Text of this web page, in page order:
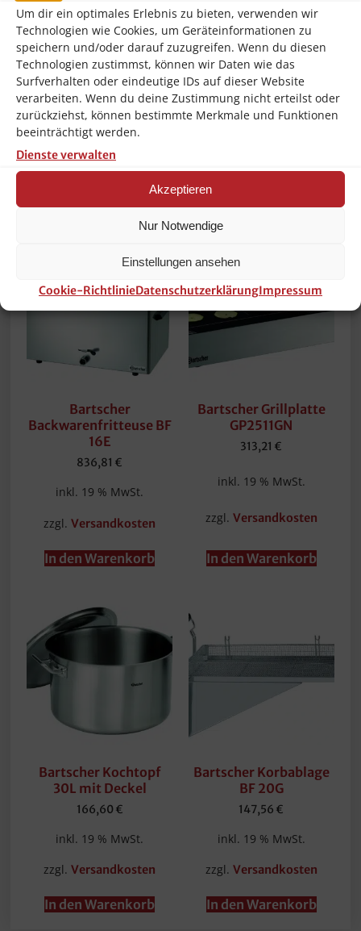
Um dir ein optimales Erlebnis zu bieten, verwenden wir
Technologien wie Cookies, um Geräteinformationen zu
speichern und/oder darauf zuzugreifen. Wenn du diesen
Technologien zustimmst, können wir Daten wie das
Surfverhalten oder eindeutige IDs auf dieser Website
verarbeiten. Wenn du deine Zustimmung nicht erteilst oder
zurückziehst, können bestimmte Merkmale und Funktionen
beeinträchtigt werden.
Dienste verwalten
Akzeptieren
Nur Notwendige
Einstellungen ansehen
Cookie-RichtlinieDatenschutzerklärungImpressum
Gewicht Netto:4.35 Kg
Höhe:80.0 mm
Breite:700.0 mm
Länge/Tiefe:350.0 mm
Volume:0.027 m3
Ähnliche Produkte
Bartscher
Backwarenfritteuse BF
16E
836,81 €
inkl. 19 % MwSt.
zzgl.Versandkosten
In den Warenkorb
Bartscher Grillplatte
GP2511GN
313,21 €
inkl. 19 % MwSt.
zzgl. Versandkosten
In den Warenkorb
Bartscher Kochtopf
30L mit Deckel
166,60 €
inkl. 19 % MwSt.
zzgl.Versandkosten
In den Warenkorb
Bartscher Korbablage
BF 20G
147,56 €
inkl. 19 % MwSt.
zzgl. Versandkosten
In den Warenkorb